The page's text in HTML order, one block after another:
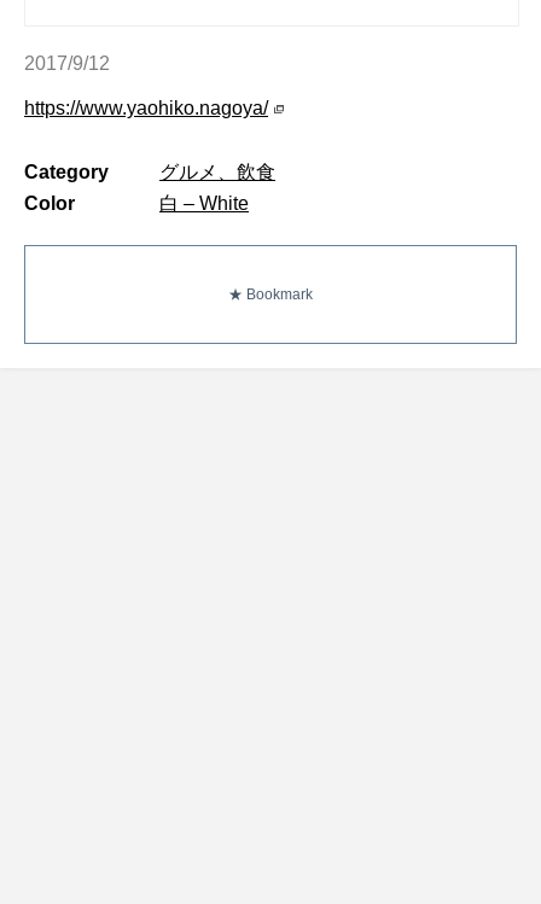
2017/9/12
https://www.yaohiko.nagoya/
Category
グルメ、飲食
Color
白 – White
★ Bookmark